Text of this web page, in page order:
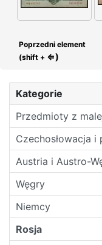
Kategorie
Przedmioty z
Czechosłowacja
Austria i Austro-
Węgry
Niemcy
Rosja
Poprzedni element
(shift + ⇐)